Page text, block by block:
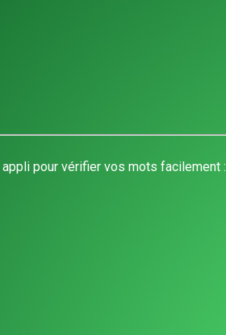
pour vérifier vos mots facilement :